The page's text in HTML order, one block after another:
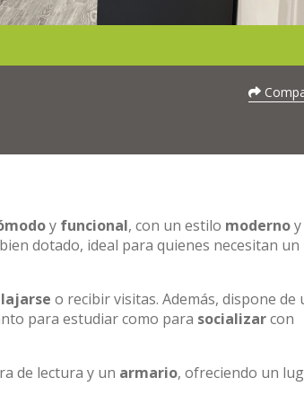
y funcional, con un estilo modernoy
dotado, ideal para quienes necesitan un
o recibir visitas. Además, dispone de
para estudiar como para socializarcon
de lectura y un armario, ofreciendo un